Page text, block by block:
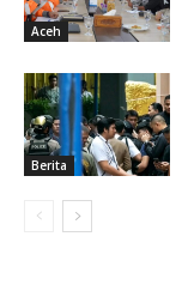
Aceh
Berita